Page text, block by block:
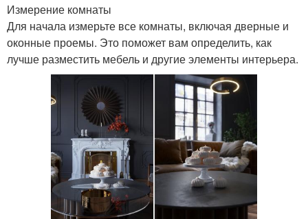
Измерение комнаты
Для начала измерьте все комнаты, включая дверные и
оконные проемы. Это поможет вам определить, как
лучше разместить мебель и другие элементы интерьера.